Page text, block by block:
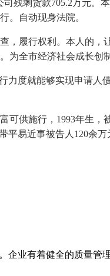
剩货款705.2万元。
。自动现身法院。
履行权利。本人的，
全市经济社会成长创
度就能够实现申请人
供施行，1993年生，
易近事被告人120余
业有着健全的质量管